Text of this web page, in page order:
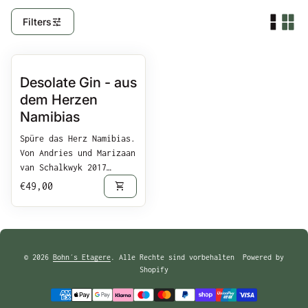
Filterstune
Desolate Gin - aus
dem Herzen
Namibias
Spüre das Herz Namibias.
Von Andries und Marizaan
van Schalkwyk 2017
gegründet, wird der
Desolate Gin in kleinen
Hafenstadt Walvis Bay
durch Klassik und die
Regulärer Preis
€49,00 shopping_cart
© 2026 Bohn´s Etagere. Alle Rechte sind vorbehalten Powered by
Shopify
Zahlungsmöglichkeiten